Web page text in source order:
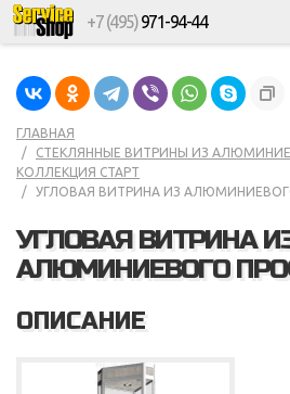
+7 (495)971-94-44
ГЛАВНАЯ
СТЕКЛЯННЫЕ ВИТРИНЫ ИЗ
КОЛЛЕКЦИЯ СТАРТ
УГЛОВАЯ ВИТРИНА ИЗ
УГЛОВАЯ ВИТРИНА
АЛЮМИНИЕВОГО
ОПИСАНИЕ